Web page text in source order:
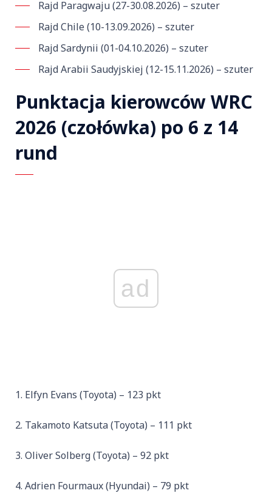
Rajd Paragwaju (27-30.08.2026) – szuter
Rajd Chile (10-13.09.2026) – szuter
Rajd Sardynii (01-04.10.2026) – szuter
Rajd Arabii Saudyjskiej (12-15.11.2026) – szuter
Punktacja kierowców WRC
2026 (czołówka) po 6 z 14
rund
ad
Elfyn Evans (Toyota) – 123 pkt
Takamoto Katsuta (Toyota) – 111 pkt
Oliver Solberg (Toyota) – 92 pkt
Adrien Fourmaux (Hyundai) – 79 pkt